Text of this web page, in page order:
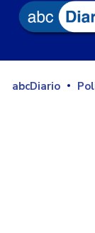
abcDiario